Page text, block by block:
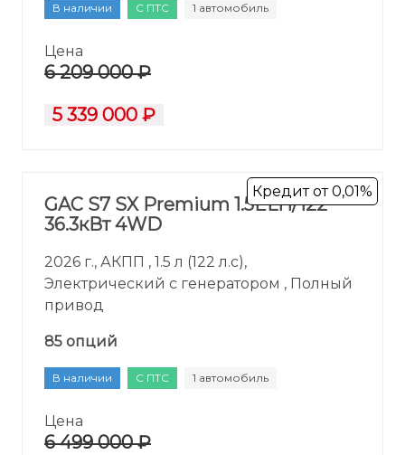
В наличии С ПТС 1 автомобиль
Цена
6 209 000 ₽
5 339 000 ₽
Кредит от 0,01%
GAC S7 SX Premium 1.5ELH/122
36.3кВт 4WD
2026 г., АКПП , 1.5 л (122 л.с),
Электрический с генератором , Полный
привод
85 опций
В наличии С ПТС 1 автомобиль
Цена
6 499 000 ₽